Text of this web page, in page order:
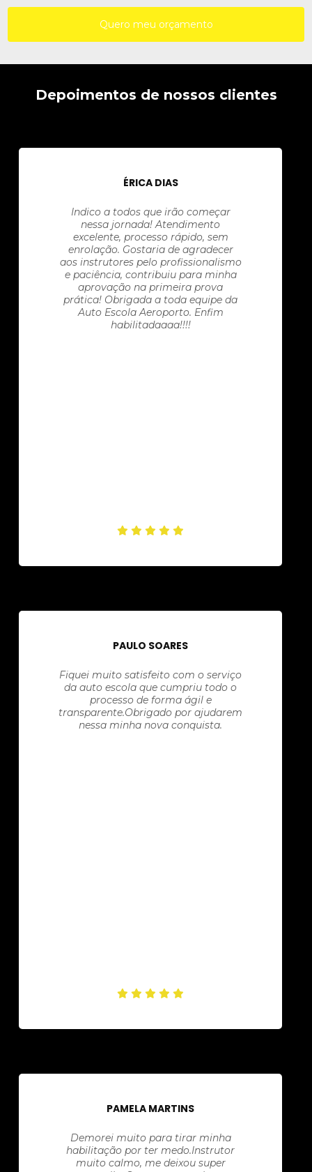
Quero meu orçamento
Depoimentos de nossos clientes
ÉRICA DIAS
Indico a todos que irão começar
nessa jornada! Atendimento
excelente, processo rápido, sem
enrolação. Gostaria de agradecer
aos instrutores pelo profissionalismo
e paciência, contribuiu para minha
aprovação na primeira prova
prática! Obrigada a toda equipe da
Auto Escola Aeroporto. Enfim
habilitadaaaa!!!!
PAULO SOARES
Fiquei muito satisfeito com o serviço
da auto escola que cumpriu todo o
processo de forma ágil e
transparente.Obrigado por ajudarem
nessa minha nova conquista.
PAMELA MARTINS
Demorei muito para tirar minha
habilitação por ter medo.Instrutor
muito calmo, me deixou super